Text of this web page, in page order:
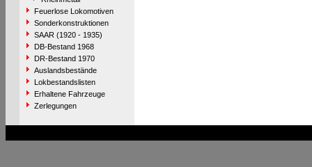
Feuerlose Lokomotiven
Sonderkonstruktionen
SAAR (1920 - 1935)
DB-Bestand 1968
DR-Bestand 1970
Auslandsbestände
Lokbestandslisten
Erhaltene Fahrzeuge
Zerlegungen